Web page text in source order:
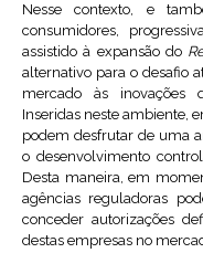
Nesse contexto, e
consumidores,
assistido à expansão do
alternativo para o desafio
mercado às inovações
Inseridas neste ambiente,
podem desfrutar de uma
o desenvolvimento
Desta maneira, em
agências reguladoras
conceder autorizações
destas empresas no